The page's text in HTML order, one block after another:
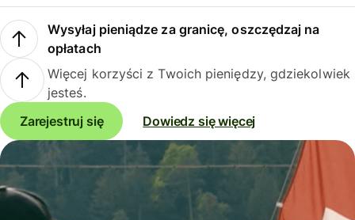
Wysyłaj pieniądze za granicę, oszczędzaj na
opłatach
Więcej korzyści z Twoich pieniędzy, gdziekolwiek
jesteś.
Zarejestruj się
Dowiedz się więcej